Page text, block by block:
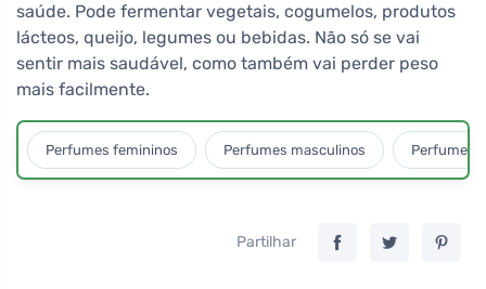
saúde. Pode fermentar vegetais, cogumelos, produtos
lácteos, queijo, legumes ou bebidas. Não só se vai
sentir mais saudável, como também vai perder peso
mais facilmente.
Perfumes femininos Perfumes masculinos Perfumes
Partilhar